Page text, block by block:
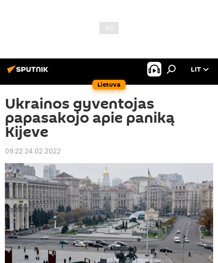
Lietuva
LIT
Ukrainos gyventojas
papasakojo apie paniką
Kijeve
09:22 24.02.2022